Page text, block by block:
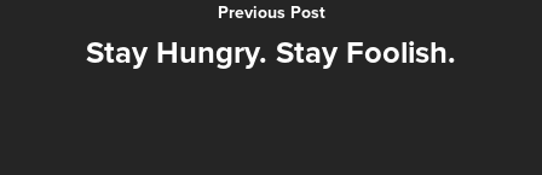
Previous Post
Stay Hungry. Stay Foolish.